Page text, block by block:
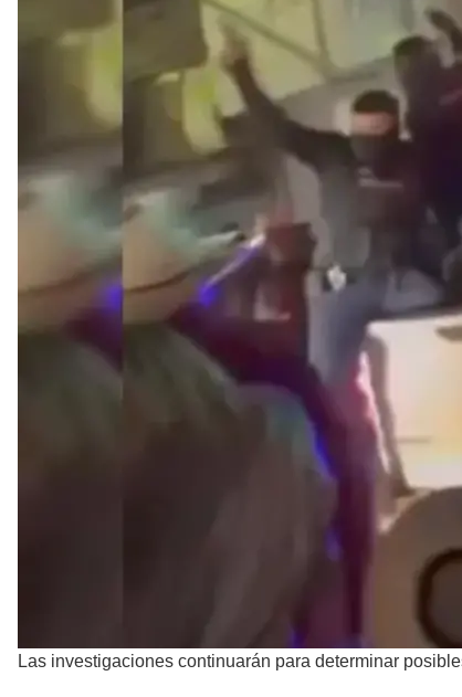
Las investigaciones continuarán para determinar